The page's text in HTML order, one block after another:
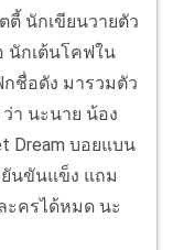
ตี้ นักเขียนวายตัว
นักเต้นโคฟใน
ชื่อดัง มารวมตัว
า นะนาย น้อง
Dream บอยแบน
นขันแข็ง แถม
ะครได้หมด นะ